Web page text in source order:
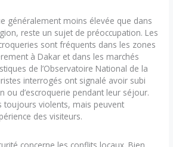
généralement moins élevée que dans
reste un sujet de préoccupation. Les
sont fréquents dans les zones
à Dakar et dans les marchés
de l’Observatoire National de la
interrogés ont signalé avoir subi
ou d’escroquerie pendant leur séjour.
toujours violents, mais peuvent
des visiteurs.
concerne les conflits locaux. Bien